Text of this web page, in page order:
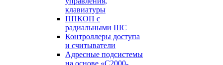
клавиатуры
ППКОП с
радиальными ШС
Контроллеры доступа
и считыватели
Адресные подсистемы
на основе «С2000-